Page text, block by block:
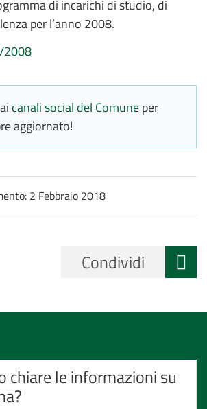
di incarichi di studio, di
per l’anno 2008.
2008
canali social del Comuneper
aggiornato!
2 Febbraio 2018
Condividi
chiare le informazioni su